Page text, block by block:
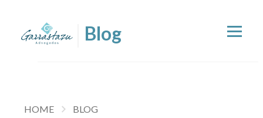
HOME BLOG